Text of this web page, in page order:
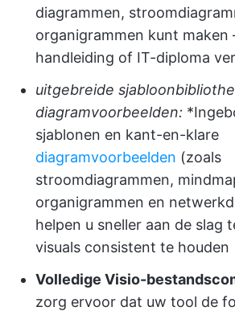
diagrammen,
organigrammen kunt maken
handleiding of IT-diploma
uitgebreide
diagramvoorbeelden:
sjablonen en kant-en-klare
diagramvoorbeelden (zoals
stroomdiagrammen,
organigrammen en
helpen u sneller aan de slag
visuals consistent te houden
Volledige Visio-
zorg ervoor dat uw tool de